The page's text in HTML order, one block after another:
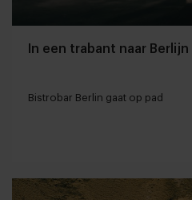
In een trabant naar Berlijn
Bistrobar Berlin gaat op pad